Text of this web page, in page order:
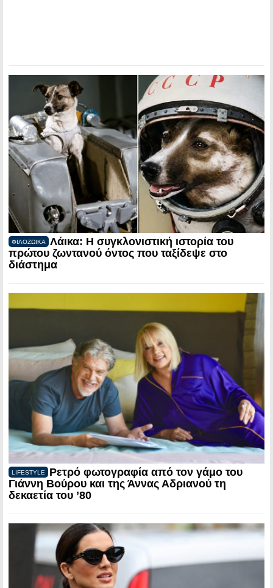
ΦΙΛΟΖΩΙΚΑ
Λάικα: Η συγκλονιστική ιστορία του
πρώτου ζωντανού όντος που ταξίδεψε στο
διάστημα
LIFESTYLE
Ρετρό φωτογραφία από τον γάμο του
Γιάννη Βούρου και της Άννας Αδριανού τη
δεκαετία του ’80